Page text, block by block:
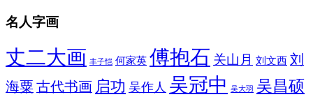
名人字画
丈二大画 丰子恺 何家英 傅抱石 关山月 刘文西 刘
海粟 古代书画 启功 吴作人 吴冠中 吴大羽 吴昌硕